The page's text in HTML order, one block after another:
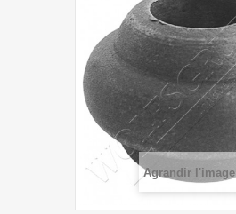
Agrandir l'image